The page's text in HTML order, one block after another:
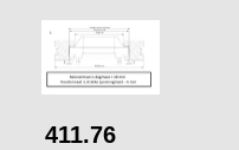
411.76